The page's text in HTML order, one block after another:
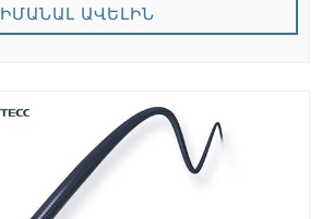
ԻՄԱՆԱԼ ԱՎԵԼԻՆ